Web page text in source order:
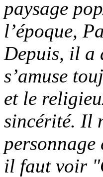
paysage
l’époque,
Depuis, il a
s’amuse
et le
sincérité. Il
personnage
il faut voir